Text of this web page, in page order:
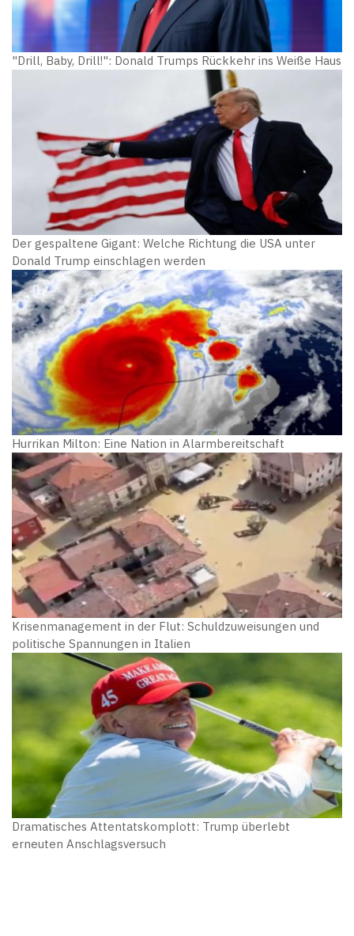
"Drill, Baby, Drill!": Donald Trumps Rückkehr ins Weiße Haus
Der gespaltene Gigant: Welche Richtung die USA unter
Donald Trump einschlagen werden
Hurrikan Milton: Eine Nation in Alarmbereitschaft
Krisenmanagement in der Flut: Schuldzuweisungen und
politische Spannungen in Italien
Dramatisches Attentatskomplott: Trump überlebt
erneuten Anschlagsversuch